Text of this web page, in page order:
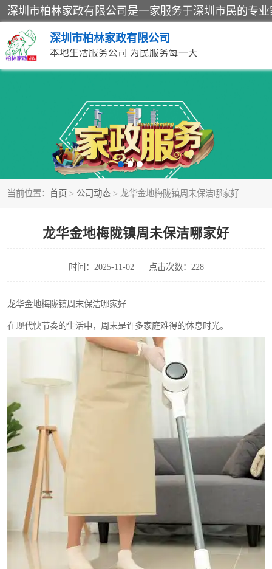
深圳市柏林家政有限公司
本地生活服务公司 为民服务每一天
当前位置： 首页 > 公司动态 > 龙华金地梅陇镇周未保洁哪家好
龙华金地梅陇镇周未保洁哪家好
时间：2025-11-02 点击次数：228
龙华金地梅陇镇周末保洁哪家好
在现代快节奏的生活中，周末是许多家庭难得的休息时光。